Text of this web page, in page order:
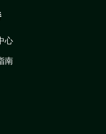
心
南